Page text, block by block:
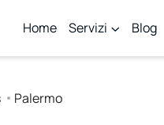
Home Servizi Blog
Palermo